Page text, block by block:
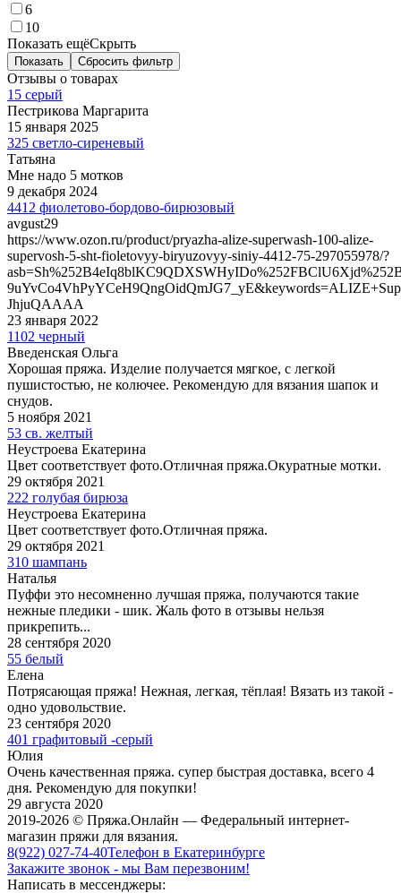
6
10
Показать ещёСкрыть
Показать Сбросить фильтр
Отзывы о товарах
15 серый
Пестрикова Маргарита
15 января 2025
325 светло-сиреневый
Татьяна
Мне надо 5 мотков
9 декабря 2024
4412 фиолетово-бордово-бирюзовый
avgust29
https://www.ozon.ru/product/pryazha-alize-superwash-100-alize-
supervosh-5-sht-fioletovyy-biryuzovyy-siniy-4412-75-297055978/?
JhjuQAAAA
23 января 2022
1102 черный
Введенская Ольга
Хорошая пряжа. Изделие получается мягкое, с легкой
пушистостью, не колючее. Рекомендую для вязания шапок и
снудов.
5 ноября 2021
53 св. желтый
Неустроева Екатерина
Цвет соответствует фото.Отличная пряжа.Окуратные мотки.
29 октября 2021
222 голубая бирюза
Неустроева Екатерина
Цвет соответствует фото.Отличная пряжа.
29 октября 2021
310 шампань
Наталья
Пуффи это несомненно лучшая пряжа, получаются такие
нежные пледики - шик. Жаль фото в отзывы нельзя
прикрепить...
28 сентября 2020
55 белый
Елена
Потрясающая пряжа! Нежная, легкая, тёплая! Вязать из такой -
одно удовольствие.
23 сентября 2020
401 графитовый -серый
Юлия
Очень качественная пряжа. супер быстрая доставка, всего 4
дня. Рекомендую для покупки!
29 августа 2020
2019-2026 © Пряжа.Онлайн — Федеральный интернет-
магазин пряжи для вязания.
8(922) 027-74-40Телефон в Екатеринбурге
Закажите звонок - мы Вам перезвоним!
Написать в мессенджеры: